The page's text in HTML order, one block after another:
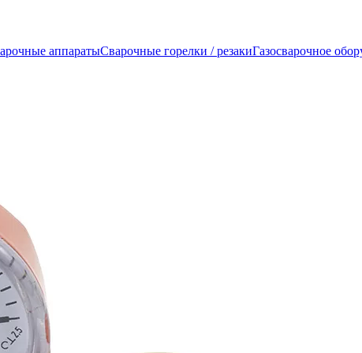
аппаратыСварочные горелки / резакиГазосварочное